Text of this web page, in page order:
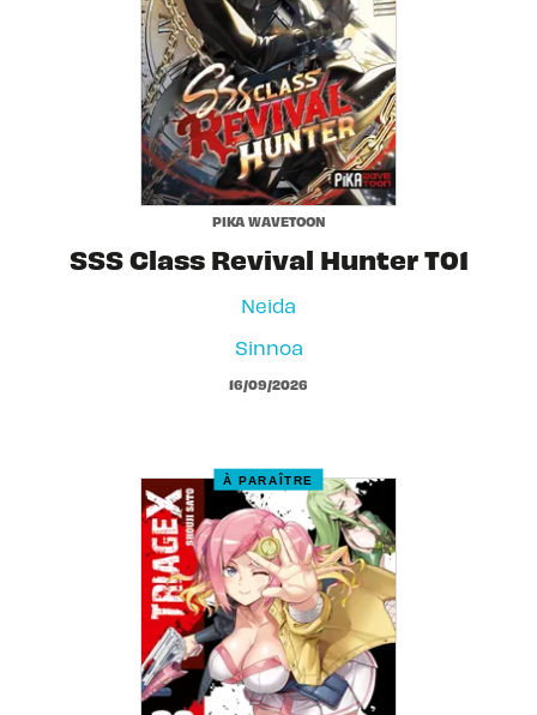
PIKA WAVETOON
SSS Class Revival Hunter T01
Neida
Sinnoa
16/09/2026
À PARAÎTRE